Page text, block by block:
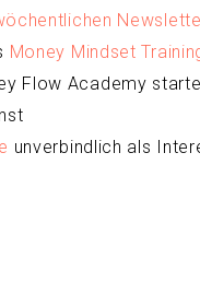
Money Mindset
Flow Academy
unverbindlich als